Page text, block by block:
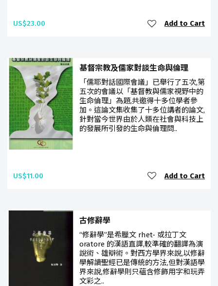
US$23.00 Add to Cart
基督宗教及儒家對談生命與倫理
「儒耶對話國際會議」已舉行了五次,第
五次的會議以「基督教與儒家視野中的
生命倫理」為題,共邀得十多位學者參
加。這論文集收集了十多位講者的論文,
針對當今世界由於人類在社會與科技上
的發展所引發的生命與倫理問..
US$11.00 Add to Cart
古修辭學
“修辭學”是希臘文 rhet- 或拉丁文
oratore 的漢語直譯,較準確的翻譯為演
說術、雄辯術。對西方學界來說,以修辭
學解讀聖經已是傳統的方法,但對漢語學
界來說,修辭學則只蘊含修飾用字和玩弄
文彩之..